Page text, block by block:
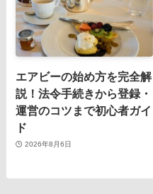
エアビーの始め方を完全解
説！法令手続きから登録・
運営のコツまで初心者ガイ
ド
2026年8月6日